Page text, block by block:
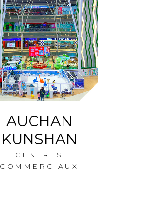
AUCHAN
KUNSHAN
CENTRES
COMMERCIAUX